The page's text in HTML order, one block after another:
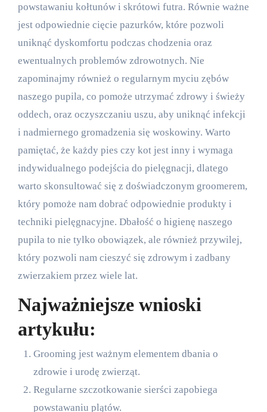
powstawaniu kołtunów i skrótowi futra. Równie ważne
jest odpowiednie cięcie pazurków, które pozwoli
uniknąć dyskomfortu podczas chodzenia oraz
ewentualnych problemów zdrowotnych. Nie
zapominajmy również o regularnym myciu zębów
naszego pupila, co pomoże utrzymać zdrowy i świeży
oddech, oraz oczyszczaniu uszu, aby uniknąć infekcji
i nadmiernego gromadzenia się woskowiny. Warto
pamiętać, że każdy pies czy kot jest inny i wymaga
indywidualnego podejścia do pielęgnacji, dlatego
warto skonsultować się z doświadczonym groomerem,
który pomoże nam dobrać odpowiednie produkty i
techniki pielęgnacyjne. Dbałość o higienę naszego
pupila to nie tylko obowiązek, ale również przywilej,
który pozwoli nam cieszyć się zdrowym i zadbany
zwierzakiem przez wiele lat.
Najważniejsze wnioski
artykułu:
Grooming jest ważnym elementem dbania o
zdrowie i urodę zwierząt.
Regularne szczotkowanie sierści zapobiega
powstawaniu plątów.